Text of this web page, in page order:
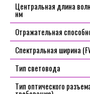
Центральная длина
нм
Отражательная
Спектральная ширина
Тип световода
Тип оптического